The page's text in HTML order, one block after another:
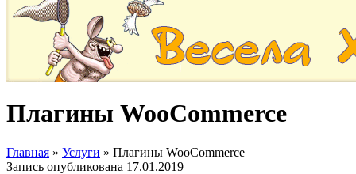
Плагины WooCommerce
Главная » Услуги » Плагины WooCommerce
Запись опубликована 17.01.2019